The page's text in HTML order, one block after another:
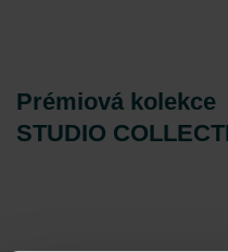
Prémiová kolekce
STUDIO